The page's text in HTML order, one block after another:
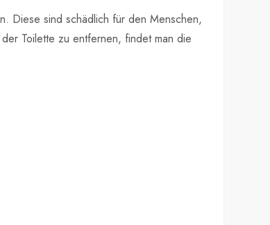
Diese sind schädlich für den Menschen,
Toilette zu entfernen, findet man die